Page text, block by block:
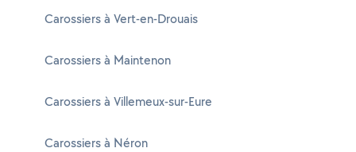
Carossiers à Vert-en-Drouais
Carossiers à Maintenon
Carossiers à Villemeux-sur-Eure
Carossiers à Néron